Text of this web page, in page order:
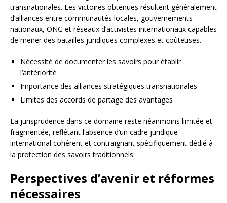
transnationales. Les victoires obtenues résultent généralement
d’alliances entre communautés locales, gouvernements
nationaux, ONG et réseaux d’activistes internationaux capables
de mener des batailles juridiques complexes et coûteuses.
Nécessité de documenter les savoirs pour établir
l’antériorité
Importance des alliances stratégiques transnationales
Limites des accords de partage des avantages
La jurisprudence dans ce domaine reste néanmoins limitée et
fragmentée, reflétant l’absence d’un cadre juridique
international cohérent et contraignant spécifiquement dédié à
la protection des savoirs traditionnels.
Perspectives d’avenir et réformes
nécessaires